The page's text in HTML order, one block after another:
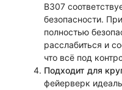
B307
безопасности.
полностью
расслабиться и
что всё под
Подходит для
фейерверк